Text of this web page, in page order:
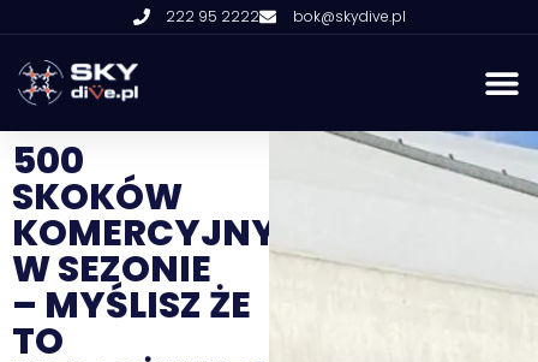
222 95 2222 bok@skydive.pl
500
SKOKÓW
KOMERCYJNYCH
W SEZONIE
– MYŚLISZ ŻE
TO